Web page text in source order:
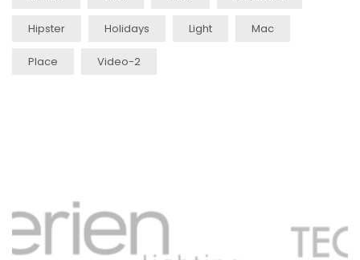
Hipster Holidays Light Mac
Place Video-2